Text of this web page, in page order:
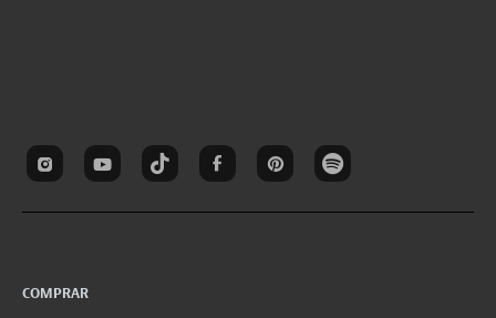
COMPRAR